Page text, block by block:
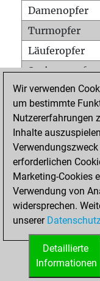
Damenopfer
Turmopfer
Läuferopfer
Springeropfer
Bauernopfer
Matt auf
Bauer setzt
Erstickte
Türme auf der
STARTSEITE
Wir verwenden
um bestimmte
Nutzererfahrungen
Inhalte
erforderlichen
Marketing-Cookies
Verwendung von
widersprechen.
unserer
Detaillierte
Informationen